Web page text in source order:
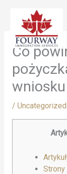
content
Co
/ Uncategorized